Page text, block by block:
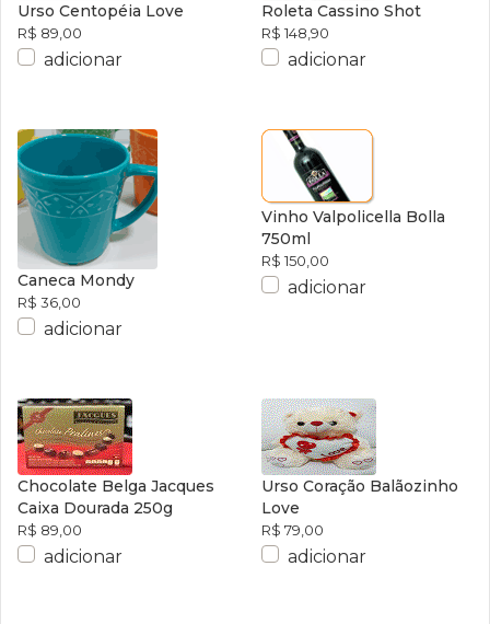
Urso Centopéia Love
R$ 89,00
adicionar
Roleta Cassino Shot
R$ 148,90
adicionar
Caneca Mondy
R$ 36,00
adicionar
Vinho Valpolicella Bolla
750ml
R$ 150,00
adicionar
Chocolate Belga Jacques
Caixa Dourada 250g
R$ 89,00
adicionar
Urso Coração Balãozinho
Love
R$ 79,00
adicionar